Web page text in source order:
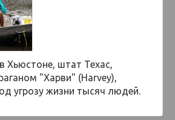
Хьюстоне, штат Техас,
"Харви" (Harvey),
угрозу жизни тысяч людей.